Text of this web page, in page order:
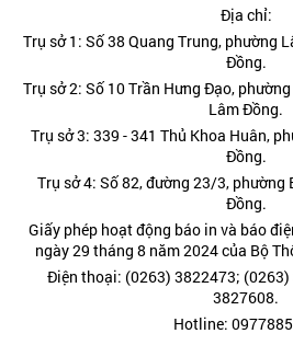
Địa chỉ:
Trụ sở 1: Số 38 Quang Trung, phường
Đồng.
Trụ sở 2: Số 10 Trần Hưng Đạo,
Lâm Đồng.
Trụ sở 3: 339 - 341 Thủ Khoa Huân,
Đồng.
Trụ sở 4: Số 82, đường 23/3, phường
Đồng.
Giấy phép hoạt động báo in và báo
ngày 29 tháng 8 năm 2024 của Bộ
Điện thoại: (0263) 3822473; (0263)
3827608.
Hotline: